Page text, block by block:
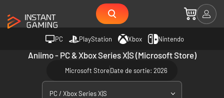
PC PlayStation Xbox Nintendo
Aniimo - PC & Xbox Series X|S (Microsoft Store)
Microsoft StoreDate de sortie: 2026
PC / Xbox Series X|S